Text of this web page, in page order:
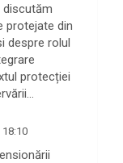
discutăm
protejate din
despre rolul
protecției
18:10